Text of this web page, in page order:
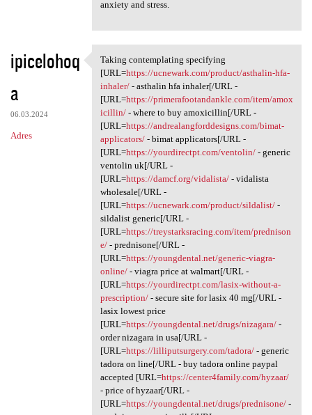
anxiety and stress.
ipicelohoq
a
06.03.2024
Adres
Taking contemplating
Taking contemplating specifying
[URL=https://ucnewark.com/product/asthalin-hfa-
inhaler/- asthalin hfa inhaler[/URL -
[URL=https://primerafootandankle.com/item/amox
icillin/- where to buy amoxicillin[/URL -
[URL=https://andrealangforddesigns.com/bimat-
applicators/- bimat applicators[/URL -
[URL=https://yourdirectpt.com/ventolin/- generic
ventolin uk[/URL -
[URL=https://damcf.org/vidalista/- vidalista
wholesale[/URL -
[URL=https://ucnewark.com/product/sildalist/-
sildalist generic[/URL -
[URL=https://treystarksracing.com/item/prednison
e/- prednisone[/URL -
[URL=https://youngdental.net/generic-viagra-
online/- viagra price at walmart[/URL -
[URL=https://yourdirectpt.com/lasix-without-a-
prescription/- secure site for lasix 40 mg[/URL -
lasix lowest price
[URL=https://youngdental.net/drugs/nizagara/-
order nizagara in usa[/URL -
[URL=https://lilliputsurgery.com/tadora/- generic
tadora on line[/URL - buy tadora online paypal
accepted [URL=https://center4family.com/hyzaar/
- price of hyzaar[/URL -
[URL=https://youngdental.net/drugs/prednisone/-